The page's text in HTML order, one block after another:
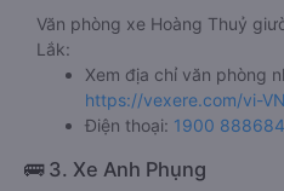
Văn phòng xe Hoàng Thuỷ
Lắk:
Xem địa chỉ văn phòng
https://vexere.com/vi-
Điện thoại: 1900 888684
🚌 3. Xe Anh Phụng